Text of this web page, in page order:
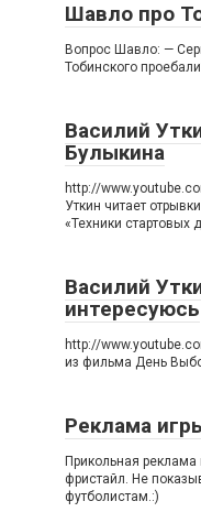
Шавло про
Вопрос Шавло: —
Тобинского
Василий
Булыкина
http://
Уткин читает
«Техники стартовых
Василий
интересуюсь
http://
из фильма День
Реклама
Прикольная
фристайл. Не
футболистам.:)